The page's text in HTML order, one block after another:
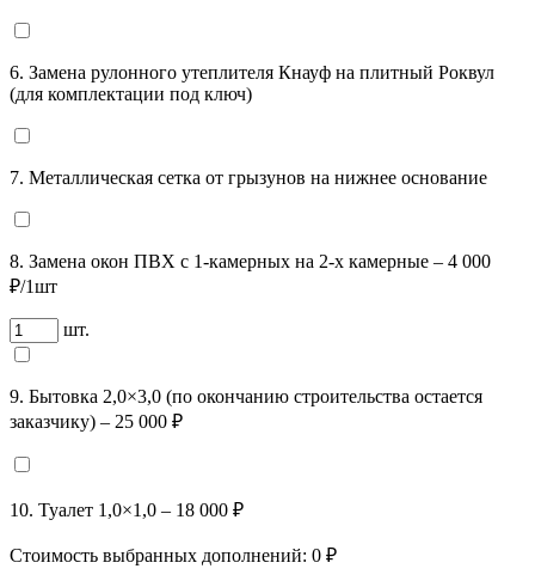
6. Замена рулонного утеплителя Кнауф на плитный Роквул
(для комплектации под ключ)
7. Металлическая сетка от грызунов на нижнее основание
8. Замена окон ПВХ с 1-камерных на 2-х камерные – 4 000
₽/1шт
шт.
9. Бытовка 2,0×3,0 (по окончанию строительства остается
заказчику) – 25 000 ₽
10. Туалет 1,0×1,0 – 18 000 ₽
Стоимость выбранных дополнений: 0 ₽